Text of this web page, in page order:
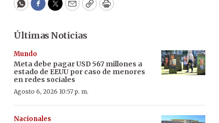
WhatsApp
Facebook
Twitter
EmailCopyPrint
Últimas Noticias
Mundo
Meta debe pagar USD 567 millones a
estado de EEUU por caso de menores
en redes sociales
Agosto 6, 2026 10:57 p. m.
Nacionales